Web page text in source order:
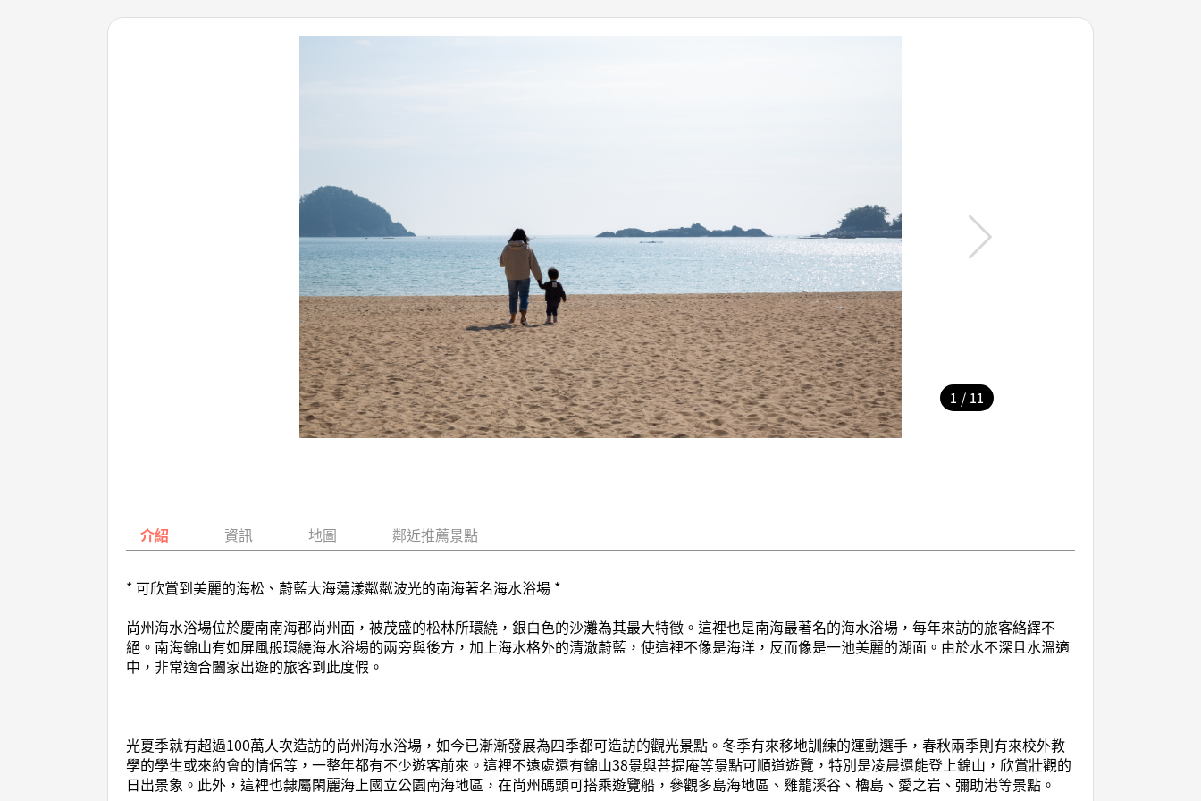
1 / 11
介紹 資訊 地圖 鄰近推薦景點
* 可欣賞到美麗的海松、蔚藍大海蕩漾粼粼波光的南海著名海水浴場 *
尚州海水浴場位於慶南南海郡尚州面，被茂盛的松林所環繞，銀白色的沙灘為其最大特徵。這裡也是南海最著名的海水浴場，每年來訪的旅客絡繹不
絕。南海錦山有如屏風般環繞海水浴場的兩旁與後方，加上海水格外的清澈蔚藍，使這裡不像是海洋，反而像是一池美麗的湖面。由於水不深且水溫適
中，非常適合闔家出遊的旅客到此度假。
光夏季就有超過100萬人次造訪的尚州海水浴場，如今已漸漸發展為四季都可造訪的觀光景點。冬季有來移地訓練的運動選手，春秋兩季則有來校外教
學的學生或來約會的情侶等，一整年都有不少遊客前來。這裡不遠處還有錦山38景與菩提庵等景點可順道遊覽，特別是凌晨還能登上錦山，欣賞壯觀的
日出景象。此外，這裡也隸屬閑麗海上國立公園南海地區，在尚州碼頭可搭乘遊覽船，參觀多島海地區、雞籠溪谷、櫓島、愛之岩、彌助港等景點。